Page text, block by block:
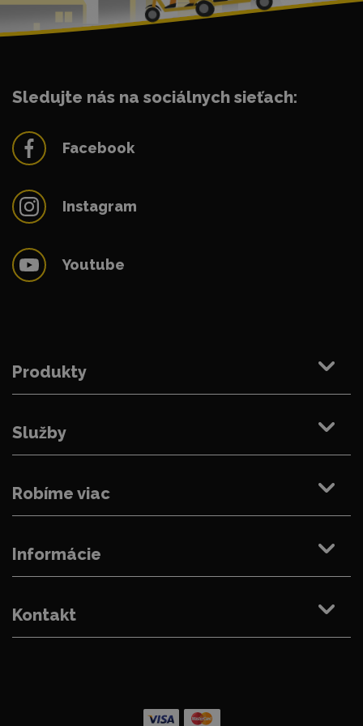
Sledujte nás na sociálnych sieťach:
Facebook
Instagram
Youtube
Produkty
Služby
Robíme viac
Informácie
Kontakt